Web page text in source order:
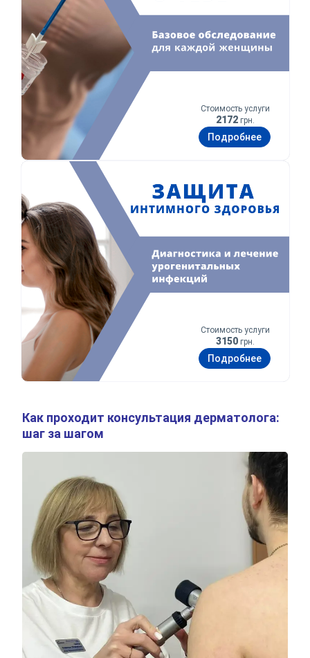
Стоимость услуги
2172 грн.
Подробнее
Защита интимного здоровья
Стоимость услуги
3150 грн.
Подробнее
Как проходит консультация дерматолога:
шаг за шагом